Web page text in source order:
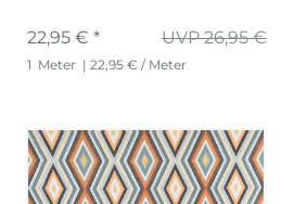
UVP 26,95 €
22,95 € *
1 Meter | 22,95 € / Meter